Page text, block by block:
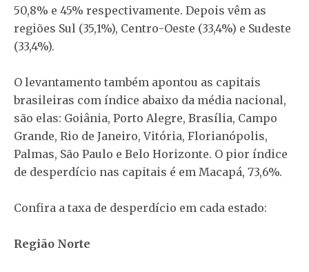
50,8% e 45% respectivamente. Depois vêm as
regiões Sul (35,1%), Centro-Oeste (33,4%) e Sudeste
(33,4%).
O levantamento também apontou as capitais
brasileiras com índice abaixo da média nacional,
são elas: Goiânia, Porto Alegre, Brasília, Campo
Grande, Rio de Janeiro, Vitória, Florianópolis,
Palmas, São Paulo e Belo Horizonte. O pior índice
de desperdício nas capitais é em Macapá, 73,6%.
Confira a taxa de desperdício em cada estado:
Região Norte